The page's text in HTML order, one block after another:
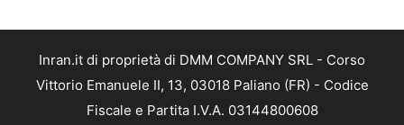
Inran.it di proprietà di DMM COMPANY SRL - Corso
Vittorio Emanuele II, 13, 03018 Paliano (FR) - Codice
Fiscale e Partita I.V.A. 03144800608